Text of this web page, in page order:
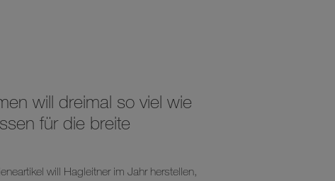
will dreimal so viel wie
für die breite
will Hagleitner im Jahr herstellen,